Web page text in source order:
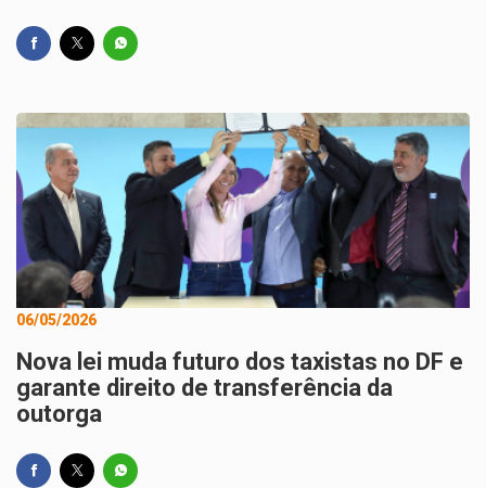
06/05/2026
Nova lei muda futuro dos taxistas no DF e
garante direito de transferência da
outorga